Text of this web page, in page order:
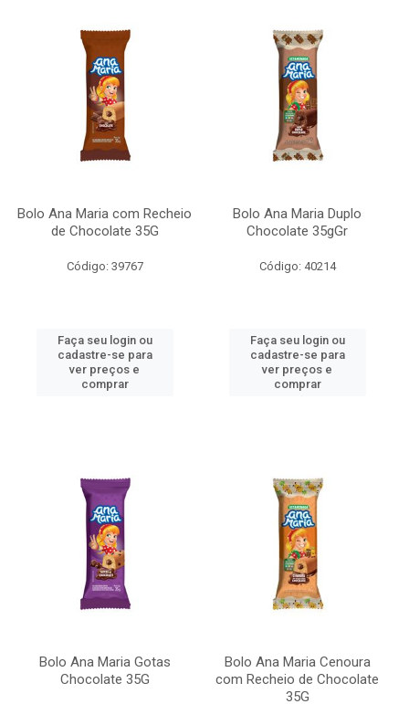
Bolo Ana Maria com Recheio
de Chocolate 35G
Código: 39767
Faça seu login ou
cadastre-se para
ver preços e
comprar
Bolo Ana Maria Duplo
Chocolate 35gGr
Código: 40214
Faça seu login ou
cadastre-se para
ver preços e
comprar
Bolo Ana Maria Gotas
Chocolate 35G
Bolo Ana Maria Cenoura
com Recheio de Chocolate
35G